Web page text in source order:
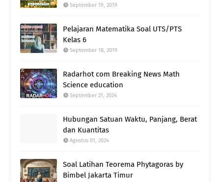
September 19, 2019
Pelajaran Matematika Soal UTS/PTS
Kelas 6
September 18, 2019
Radarhot com Breaking News Math
Science education
September 21, 2024
Hubungan Satuan Waktu, Panjang, Berat
dan Kuantitas
Agustus 01, 2024
Soal Latihan Teorema Phytagoras by
Bimbel Jakarta Timur